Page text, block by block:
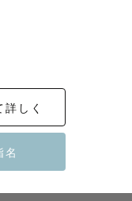
がとうございま
る』と申します🥰
しく